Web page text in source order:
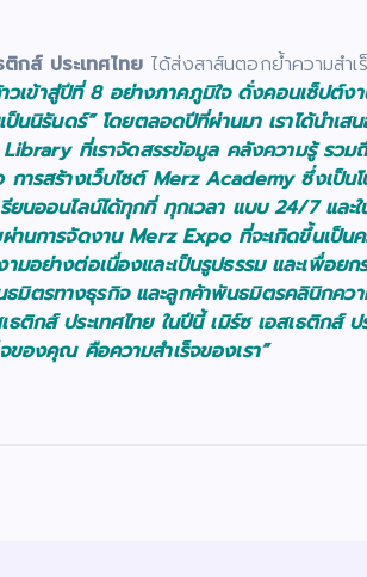
กส์ ประเทศไทยได้ส่งสาส์นตอกย้ำความสำเ
าวเข้าสู่ปีที่ 8 อย่างภาคภูมิใจ ดั่งคอนเซ็ปต์ง
นนิรันดร์”โดยตลอดปีที่ผ่านมา เราได้นำเส
ที่เราจัดสรรข้อมูล คลังความรู้ รวม
การสร้างเว็บไซต์Merz Academyซึ่งเป็น
นออนไลน์ได้ทุกที่ ทุกเวลา แบบ 24/7 และใ
านการจัดงาน Merz Expoที่จะเกิดขึ้นเป็น
มอย่างต่อเนื่องและเป็นรูปธรรม และเพื่อยก
มิตรทางธุรกิจ และลูกค้าพันธมิตรคลินิกคว
ติกส์ ประเทศไทย ในปีนี้ เมิร์ซ เอสเธติกส์ ป
องคุณ คือความสำเร็จของเรา”